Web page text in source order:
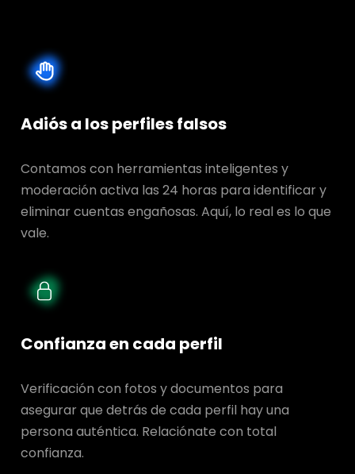
Adiós a los perfiles falsos
Contamos con herramientas inteligentes y
moderación activa las 24 horas para identificar y
eliminar cuentas engañosas. Aquí, lo real es lo que
vale.
Confianza en cada perfil
Verificación con fotos y documentos para
asegurar que detrás de cada perfil hay una
persona auténtica. Relaciónate con total
confianza.